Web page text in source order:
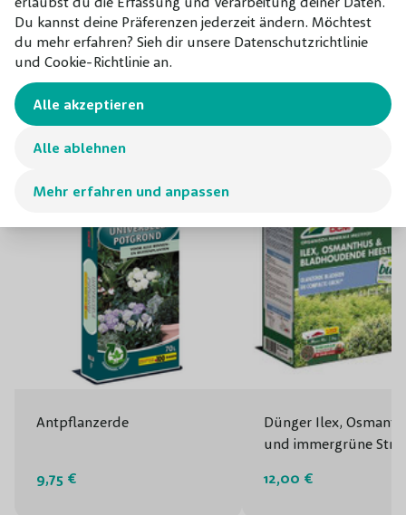
Du kannst deine Präferenzen jederzeit ändern. Möchtest
du mehr erfahren? Sieh dir unsere Datenschutzrichtlinie
und Cookie-Richtlinie an.
Mehr erfahren und anpassen
Alle ablehnen
Alle akzeptieren
Kombinieren mit
Unsere Empfehlungen für dieses
Produkt
Antpflanzerde
9,75 €
Dünger Ilex,
und immergrüne
12,00 €